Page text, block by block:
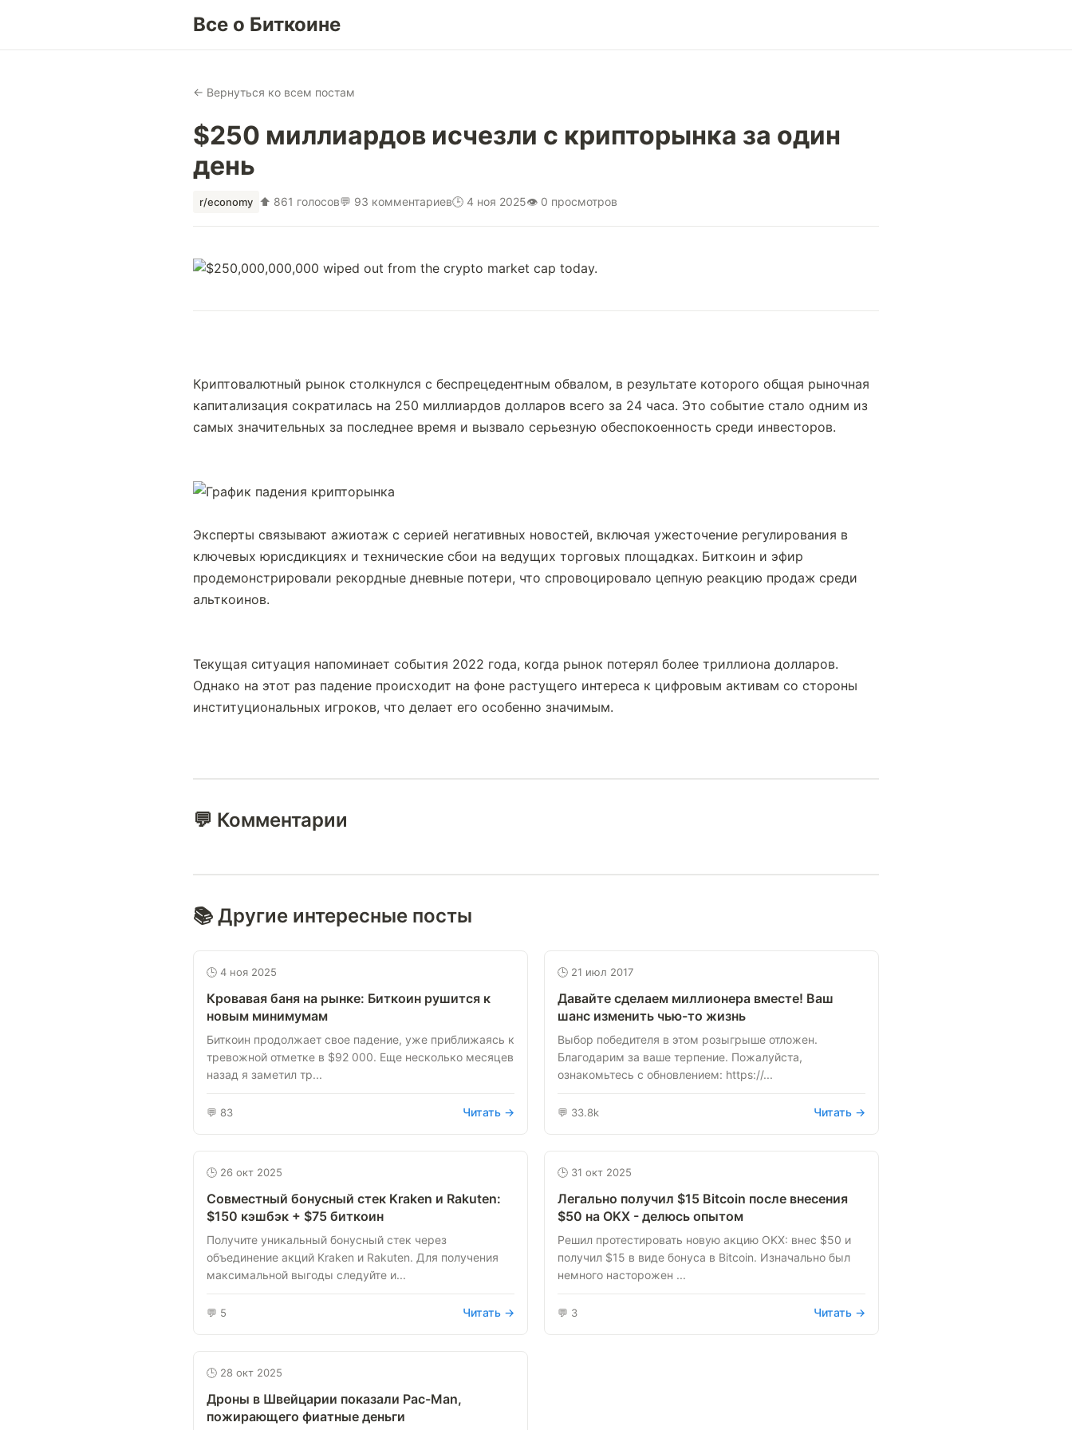
Все о Биткоине
← Вернуться ко всем постам
$250 миллиардов исчезли с крипторынка за один
день
r/economy ⬆ 861 голосов💬 93 комментариев🕒 4 ноя 2025👁 0 просмотров
Криптовалютный рынок столкнулся с беспрецедентным обвалом, в результате которого общая рыночная
капитализация сократилась на 250 миллиардов долларов всего за 24 часа. Это событие стало одним из
самых значительных за последнее время и вызвало серьезную обеспокоенность среди инвесторов.
Эксперты связывают ажиотаж с серией негативных новостей, включая ужесточение регулирования в
ключевых юрисдикциях и технические сбои на ведущих торговых площадках. Биткоин и эфир
продемонстрировали рекордные дневные потери, что спровоцировало цепную реакцию продаж среди
альткоинов.
Текущая ситуация напоминает события 2022 года, когда рынок потерял более триллиона долларов.
Однако на этот раз падение происходит на фоне растущего интереса к цифровым активам со стороны
институциональных игроков, что делает его особенно значимым.
💬 Комментарии
📚 Другие интересные посты
🕒 4 ноя 2025
Кровавая баня на рынке: Биткоин рушится к
новым минимумам
Биткоин продолжает свое падение, уже приближаясь к
тревожной отметке в $92 000. Еще несколько месяцев
назад я заметил тр...
💬 83 Читать →
🕒 21 июл 2017
Давайте сделаем миллионера вместе! Ваш
шанс изменить чью-то жизнь
Выбор победителя в этом розыгрыше отложен.
Благодарим за ваше терпение. Пожалуйста,
ознакомьтесь с обновлением: https://...
💬 33.8k Читать →
🕒 26 окт 2025
Совместный бонусный стек Kraken и Rakuten:
$150 кэшбэк + $75 биткоин
Получите уникальный бонусный стек через
объединение акций Kraken и Rakuten. Для получения
максимальной выгоды следуйте и...
💬 5 Читать →
🕒 31 окт 2025
Легально получил $15 Bitcoin после внесения
$50 на OKX - делюсь опытом
Решил протестировать новую акцию OKX: внес $50 и
получил $15 в виде бонуса в Bitcoin. Изначально был
немного насторожен ...
💬 3 Читать →
🕒 28 окт 2025
Дроны в Швейцарии показали Pac-Man,
пожирающего фиатные деньги